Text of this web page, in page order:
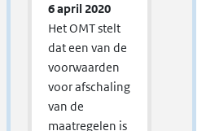
6 april 2020
Het OMT stelt
dat een van de
voorwaarden
voor afschaling
van de
maatregelen is